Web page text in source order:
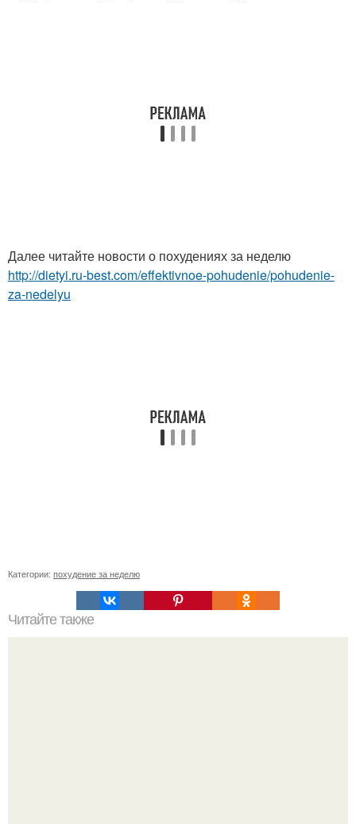
Далее читайте новости о похудениях за неделю
http://dietyi.ru-best.com/effektivnoe-pohudenie/pohudenie-
za-nedelyu
Категории: похудение за неделю
Читайте также